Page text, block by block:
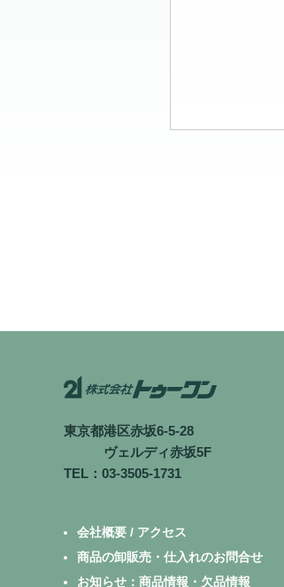
東京都港区赤坂6-5-28
ヴェルディ赤坂5F
TEL：03-3505-1731
会社概要 / アクセス
商品の卸販売・仕入れのお問合せ
お知らせ：商品情報・欠品情報